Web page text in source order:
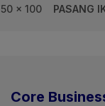
x 100 PASANG
Core